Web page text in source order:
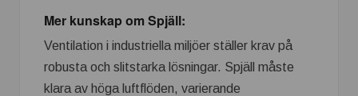
Mer kunskap om Spjäll:
Ventilation i industriella miljöer ställer krav på
robusta och slitstarka lösningar. Spjäll måste
klara av höga luftflöden, varierande